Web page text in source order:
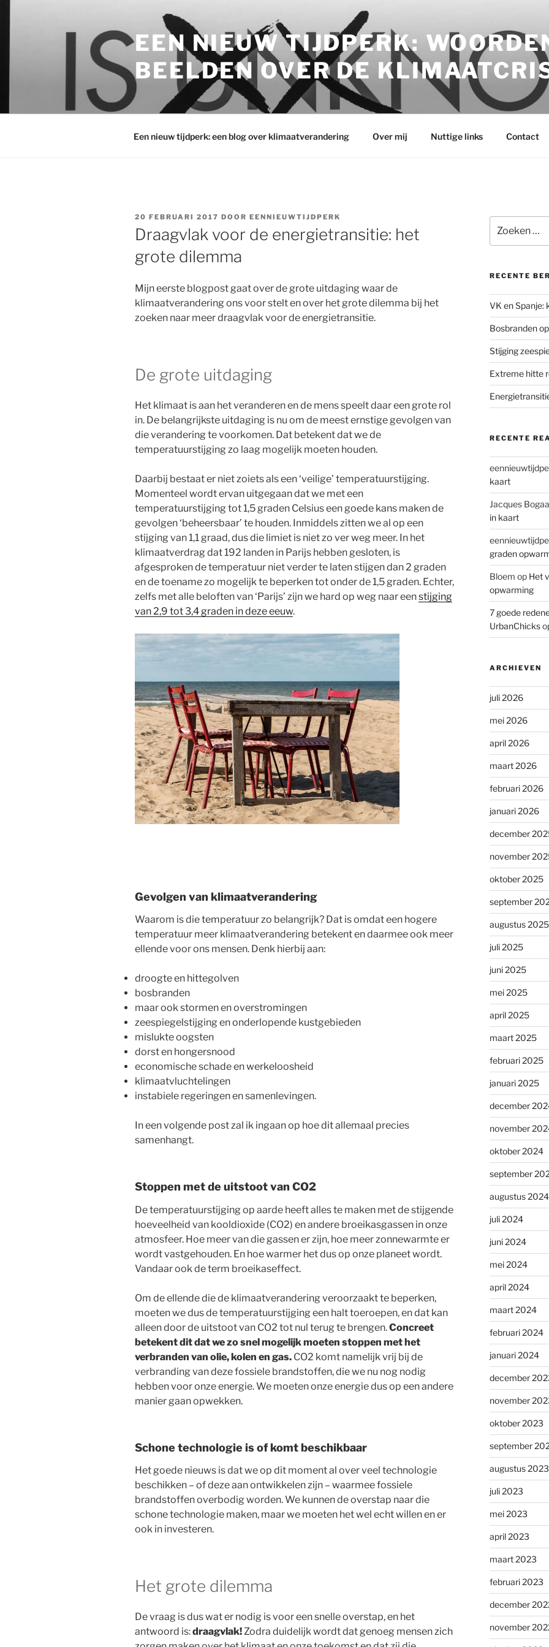
EEN NIEUW TIJDPERK:
BEELDEN OVER DE
Een nieuw tijdperk: een blog over klimaatverandering Over mij Nuttige links Contact
GEPLAATST
OP
20 FEBRUARI 2017 DOOR EENNIEUWTIJDPERK
Draagvlak voor de energietransitie: het
grote dilemma
Mijn eerste blogpost gaat over de grote uitdaging waar de
klimaatverandering ons voor stelt en over het grote dilemma bij het
zoeken naar meer draagvlak voor de energietransitie.
De grote uitdaging
Het klimaat is aan het veranderen en de mens speelt daar een grote rol
in. De belangrijkste uitdaging is nu om de meest ernstige gevolgen van
die verandering te voorkomen. Dat betekent dat we de
temperatuurstijging zo laag mogelijk moeten houden.
Daarbij bestaat er niet zoiets als een ‘veilige’ temperatuurstijging.
Momenteel wordt ervan uitgegaan dat we met een
temperatuurstijging tot 1,5 graden Celsius een goede kans maken de
gevolgen ‘beheersbaar’ te houden. Inmiddels zitten we al op een
stijging van 1,1 graad, dus die limiet is niet zo ver weg meer. In het
klimaatverdrag dat 192 landen in Parijs hebben gesloten, is
afgesproken de temperatuur niet verder te laten stijgen dan 2 graden
en de toename zo mogelijk te beperken tot onder de 1,5 graden. Echter,
zelfs met alle beloften van ‘Parijs’ zijn we hard op weg naar eenstijging
van 2,9 tot 3,4 graden in deze eeuw.
Gevolgen van klimaatverandering
Waarom is die temperatuur zo belangrijk? Dat is omdat een hogere
temperatuur meer klimaatverandering betekent en daarmee ook meer
ellende voor ons mensen. Denk hierbij aan:
droogte en hittegolven
bosbranden
maar ook stormen en overstromingen
zeespiegelstijging en onderlopende kustgebieden
mislukte oogsten
dorst en hongersnood
economische schade en werkeloosheid
klimaatvluchtelingen
instabiele regeringen en samenlevingen.
In een volgende post zal ik ingaan op hoe dit allemaal precies
samenhangt.
Stoppen met de uitstoot van CO2
De temperatuurstijging op aarde heeft alles te maken met de stijgende
hoeveelheid van kooldioxide (CO2) en andere broeikasgassen in onze
atmosfeer. Hoe meer van die gassen er zijn, hoe meer zonnewarmte er
wordt vastgehouden. En hoe warmer het dus op onze planeet wordt.
Vandaar ook de term broeikaseffect.
Om de ellende die de klimaatverandering veroorzaakt te beperken,
moeten we dus de temperatuurstijging een halt toeroepen, en dat kan
alleen door de uitstoot van CO2 tot nul terug te brengen.Concreet
betekent dit dat we zo snel mogelijk moeten stoppen met het
verbranden van olie, kolen en gas. CO2 komt namelijk vrij bij de
verbranding van deze fossiele brandstoffen, die we nu nog nodig
hebben voor onze energie. We moeten onze energie dus op een andere
manier gaan opwekken.
Schone technologie is of komt beschikbaar
Het goede nieuws is dat we op dit moment al over veel technologie
beschikken – of deze aan ontwikkelen zijn – waarmee fossiele
brandstoffen overbodig worden. We kunnen de overstap naar die
schone technologie maken, maar we moeten het wel echt willen en er
ook in investeren.
Het grote dilemma
De vraag is dus wat er nodig is voor een snelle overstap, en het
antwoord is:draagvlak!Zodra duidelijk wordt dat genoeg mensen zich
naar:
RECENTE
VK en Spanje:
Bosbranden
Stijging
Extreme hitte
RECENTE
kaart
Jacques
in kaart
graden
Bloem op Het
opwarming
7 goede
UrbanChicks
ARCHIEVEN
juli 2026
mei 2026
april 2026
maart 2026
februari 2026
januari 2026
december
november
oktober 2025
september
augustus 2025
juli 2025
juni 2025
mei 2025
april 2025
maart 2025
februari 2025
januari 2025
december
november
oktober 2024
september
augustus 2024
juli 2024
juni 2024
mei 2024
april 2024
maart 2024
februari 2024
januari 2024
december
november
oktober 2023
september
augustus 2023
juli 2023
mei 2023
april 2023
maart 2023
februari 2023
december
november